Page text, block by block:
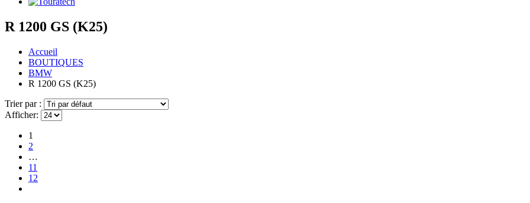
R 1200 GS (K25)
Accueil
BOUTIQUES
BMW
R 1200 GS (K25)
Trier par :
Afficher:
1
2
…
11
12